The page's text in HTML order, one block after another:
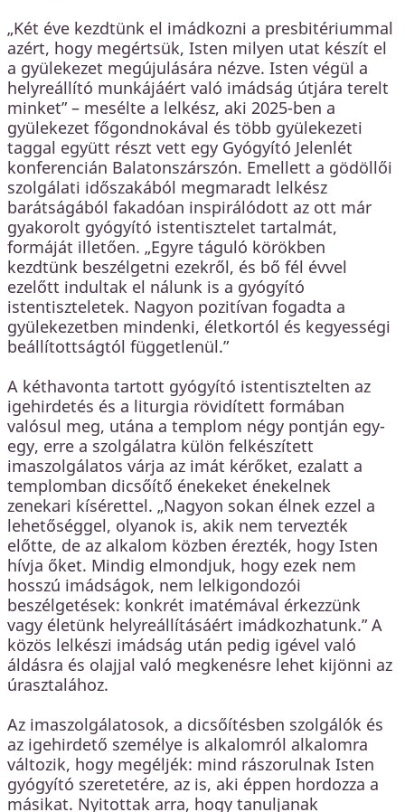
„Két éve kezdtünk el imádkozni a presbitériummal
azért, hogy megértsük, Isten milyen utat készít el
a gyülekezet megújulására nézve. Isten végül a
helyreállító munkájáért való imádság útjára terelt
minket” – mesélte a lelkész, aki 2025-ben a
gyülekezet főgondnokával és több gyülekezeti
taggal együtt részt vett egy Gyógyító Jelenlét
konferencián Balatonszárszón. Emellett a gödöllői
szolgálati időszakából megmaradt lelkész
barátságából fakadóan inspirálódott az ott már
gyakorolt gyógyító istentisztelet tartalmát,
formáját illetően. „Egyre táguló körökben
kezdtünk beszélgetni ezekről, és bő fél évvel
ezelőtt indultak el nálunk is a gyógyító
istentiszteletek. Nagyon pozitívan fogadta a
gyülekezetben mindenki, életkortól és kegyességi
beállítottságtól függetlenül.”
A kéthavonta tartott gyógyító istentisztelten az
igehirdetés és a liturgia rövidített formában
valósul meg, utána a templom négy pontján egy-
egy, erre a szolgálatra külön felkészített
imaszolgálatos várja az imát kérőket, ezalatt a
templomban dicsőítő énekeket énekelnek
zenekari kísérettel. „Nagyon sokan élnek ezzel a
lehetőséggel, olyanok is, akik nem tervezték
előtte, de az alkalom közben érezték, hogy Isten
hívja őket. Mindig elmondjuk, hogy ezek nem
hosszú imádságok, nem lelkigondozói
beszélgetések: konkrét imatémával érkezzünk
vagy életünk helyreállításáért imádkozhatunk.” A
közös lelkészi imádság után pedig igével való
áldásra és olajjal való megkenésre lehet kijönni az
úrasztalához.
Az imaszolgálatosok, a dicsőítésben szolgálók és
az igehirdető személye is alkalomról alkalomra
változik, hogy megéljék: mind rászorulnak Isten
gyógyító szeretetére, az is, aki éppen hordozza a
másikat. Nyitottak arra, hogy tanuljanak